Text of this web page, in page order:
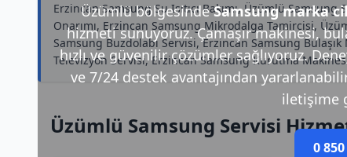
Üzümlü bölgesindeSamsung marka
hizmeti sunuyoruz. Çamaşır makinesi,
hızlı ve güvenilir çözümler sağlıyoruz.
ve 7/24 destek avantajından
iletişime
0
Erzincan Samsung Su Isıtıcı Bakımı, Üzümlü
Onarımı, Erzincan Samsung Mikrodalga Tamircisi,
Samsung Buzdolabı Servisi, Erzincan Samsung
Televizyon Servisi, Erzincan Samsung Kurutma Makinesi
Üzümlü Samsung Servisi